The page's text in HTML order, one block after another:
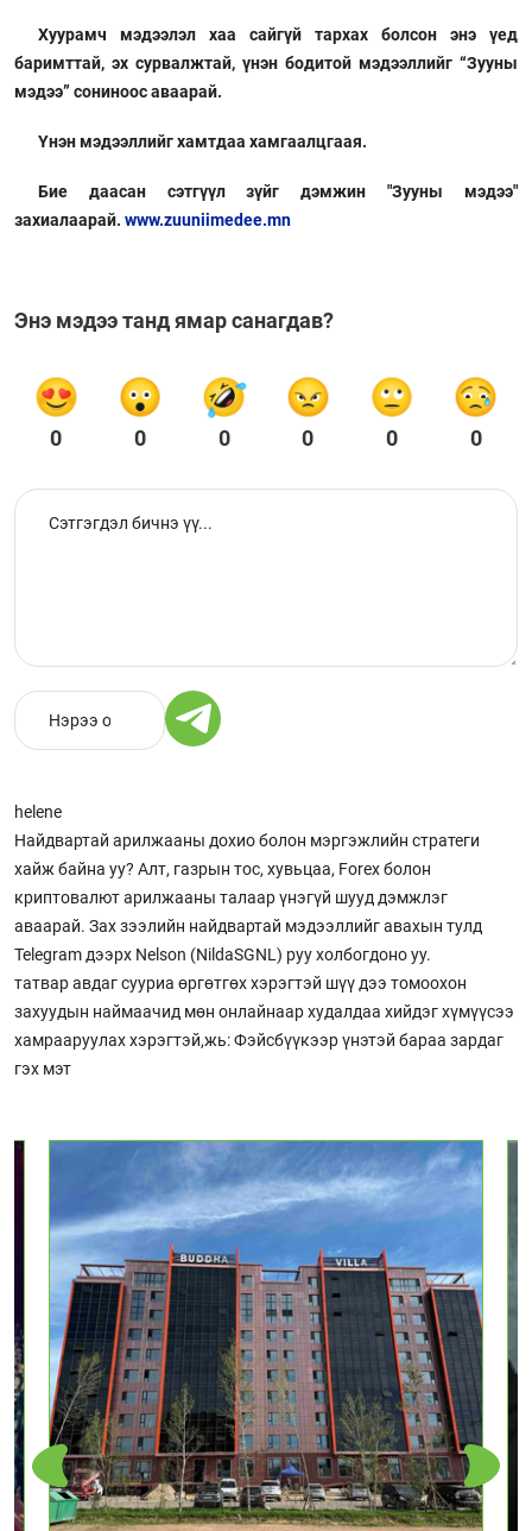
Хуурамч мэдээлэл хаа сайгүй тархах болсон энэ үед
баримттай, эх сурвалжтай, үнэн бодитой мэдээллийг “Зууны
мэдээ” сониноос аваарай.
Үнэн мэдээллийг хамтдаа хамгаалцгаая.
Бие даасан сэтгүүл зүйг дэмжин "Зууны мэдээ"
захиалаарай. www.zuuniimedee.mn
Энэ мэдээ танд ямар санагдав?
0 0 0 0 0 0
helene
Найдвартай арилжааны дохио болон мэргэжлийн стратеги
хайж байна уу? Алт, газрын тос, хувьцаа, Forex болон
криптовалют арилжааны талаар үнэгүй шууд дэмжлэг
аваарай. Зах зээлийн найдвартай мэдээллийг авахын тулд
Telegram дээрх Nelson (NildaSGNL) руу холбогдоно уу.
татвар авдаг сууриа өргөтгөх хэрэгтэй шүү дээ томоохон
захуудын наймаачид мөн онлайнаар худалдаа хийдэг хүмүүсээ
хамрааруулах хэрэгтэй,жь: Фэйсбүүкээр үнэтэй бараа зардаг
гэх мэт